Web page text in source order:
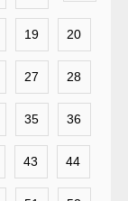
19 20
27 28
35 36
43 44